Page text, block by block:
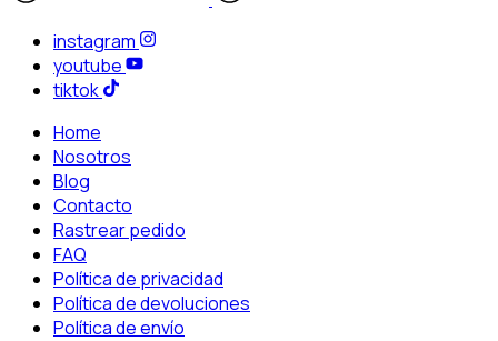
instagram
youtube
tiktok
Home
Nosotros
Blog
Contacto
Rastrear pedido
FAQ
Política de privacidad
Política de devoluciones
Política de envío